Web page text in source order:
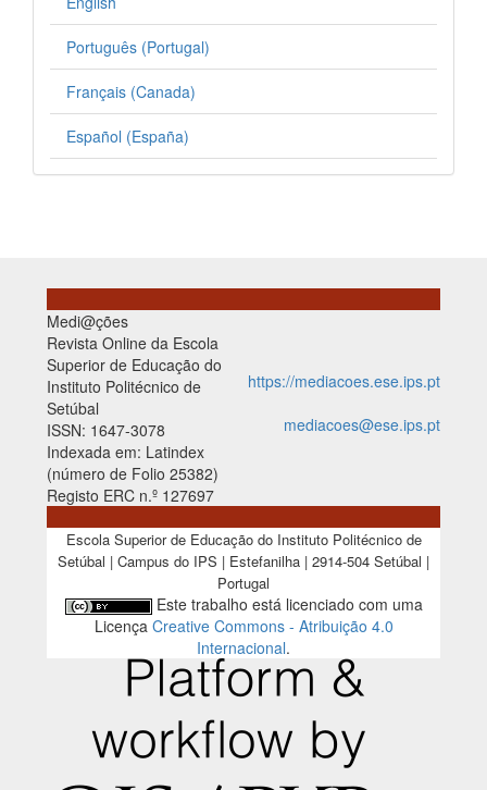
Português (Portugal)
Français (Canada)
Español (España)
Medi@ções
Revista Online da Escola
Superior de Educação do
Instituto Politécnico de
Setúbal
ISSN: 1647-3078
Indexada em: Latindex
(número de Folio 25382)
Registo ERC n.º 127697
https://mediacoes.ese.ips.pt
mediacoes@ese.ips.pt
Escola Superior de Educação do Instituto Politécnico de
Setúbal | Campus do IPS | Estefanilha | 2914-504 Setúbal |
Portugal
Este trabalho está licenciado com uma
Licença Creative Commons - Atribuição 4.0
Internacional.